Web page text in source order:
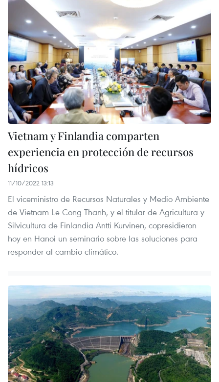
Vietnam y Finlandia comparten
experiencia en protección de recursos
hídricos
11/10/2022 13:13
El viceministro de Recursos Naturales y Medio Ambiente
de Vietnam Le Cong Thanh, y el titular de Agricultura y
Silvicultura de Finlandia Antti Kurvinen, copresidieron
hoy en Hanoi un seminario sobre las soluciones para
responder al cambio climático.